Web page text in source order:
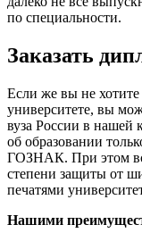
по специальности.
Заказать
Если же вы не хотите
университете, вы
вуза России в
об образовании
ГОЗНАК. При этом
степени защиты от
печатями
Нашими